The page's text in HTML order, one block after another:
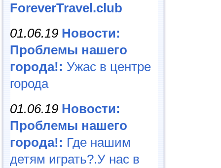
ForeverTravel.club
01.06.19 Новости:
Проблемы нашего
города!: Ужас в центре
города
01.06.19 Новости:
Проблемы нашего
города!: Где нашим
детям играть?.У нас в